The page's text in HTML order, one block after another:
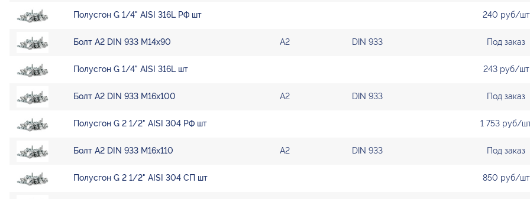
Полусгон G 1/4" AISI 316L РФ шт 240 руб/шт
Болт А2 DIN 933 М14х90 А2 DIN 933 Под заказ
Полусгон G 1/4" AISI 316L шт 243 руб/шт
Болт А2 DIN 933 М16х100 А2 DIN 933 Под заказ
Полусгон G 2 1/2" AISI 304 РФ шт 1 753 руб/
Болт А2 DIN 933 М16х110 А2 DIN 933 Под заказ
Полусгон G 2 1/2" AISI 304 СП шт 850 руб/шт